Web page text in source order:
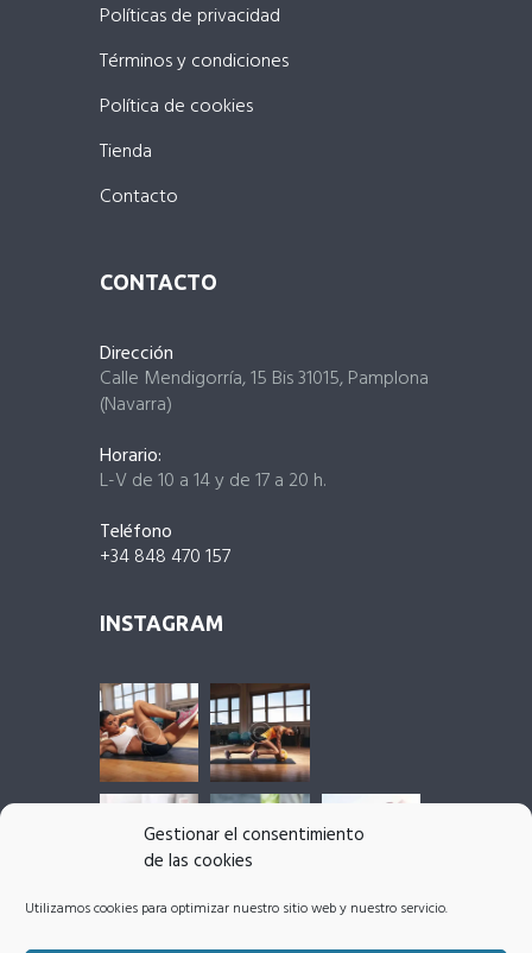
Gestionar el consentimiento
de las cookies
Utilizamos cookies para optimizar nuestro sitio web y nuestro servicio.
Políticas de privacidad
Términos y condiciones
Política de cookies
Tienda
Contacto
CONTACTO
Dirección
Calle Mendigorría, 15 Bis 31015, Pamplona
(Navarra)
Horario:
L-V de 10 a 14 y de 17 a 20 h.
Teléfono
+34 848 470 157
INSTAGRAM